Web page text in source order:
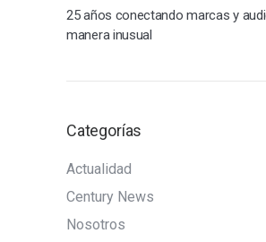
25 años conectando marcas y
manera inusual
Categorías
Actualidad
Century News
Nosotros